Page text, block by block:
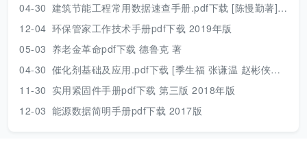
04-30 建筑节能工程常用数据速查手册.pdf下载 [陈慢勤著] 2010年版
12-04 环保管家工作技术手册pdf下载 2019年版
05-03 养老金革命pdf下载 德鲁克 著
04-30 催化剂基础及应用.pdf下载 [季生福 张谦温 赵彬侠编] 2011年版
11-30 实用紧固件手册pdf下载 第三版 2018年版
12-03 能源数据简明手册pdf下载 2017版